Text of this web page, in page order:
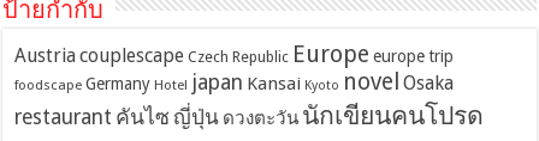
ป้ายกำกับ
Austriacouplescape Czech Republic Europe europe trip
foodscape Germany Hotel japan Kansai Kyoto novel Osaka
restaurant คันไซ ญี่ปุ่น ดวงตะวัน นักเขียนคนโปรด